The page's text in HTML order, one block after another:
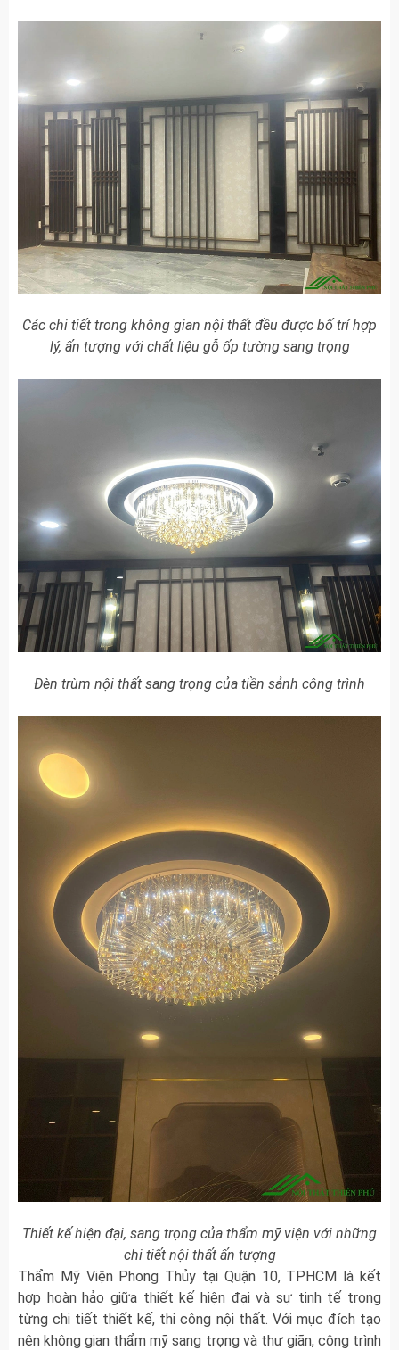
Các chi tiết trong không gian nội thất đều được bố trí hợp
lý, ấn tượng với chất liệu gỗ ốp tường sang trọng
Đèn trùm nội thất sang trọng của tiền sảnh công trình
Thiết kế hiện đại, sang trọng của thẩm mỹ viện với những
chi tiết nội thất ấn tượng
Thẩm Mỹ Viện Phong Thủy tại Quận 10, TPHCM là kết
hợp hoàn hảo giữa thiết kế hiện đại và sự tinh tế trong
từng chi tiết thiết kế, thi công nội thất. Với mục đích tạo
nên không gian thẩm mỹ sang trọng và thư giãn, công trình